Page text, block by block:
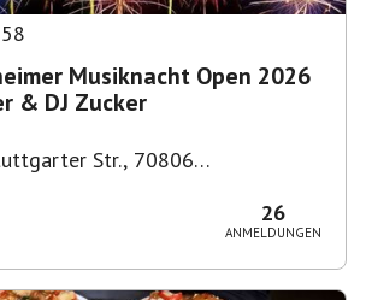
58
Musiknacht Open 2026
& DJ Zucker
Str., 70806
26
ANMELDUNGEN